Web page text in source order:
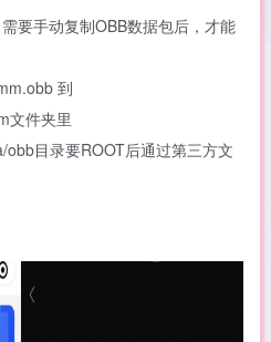
要手动复制OBB数据包后，才能
到
文件夹里
目录要ROOT后通过第三方文